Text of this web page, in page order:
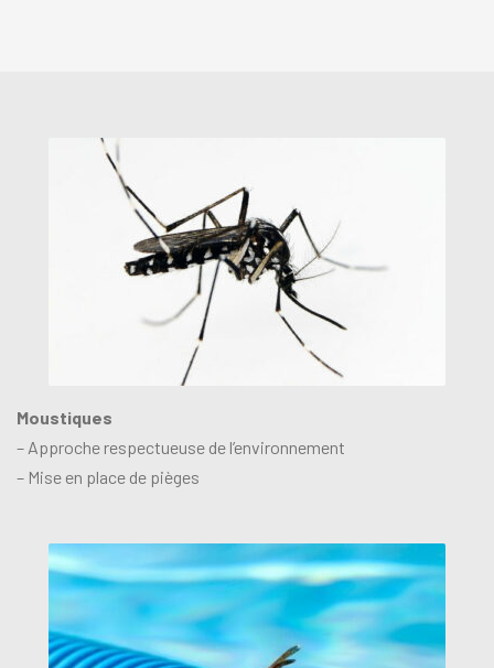
Moustiques
– Approche respectueuse de l’environnement
– Mise en place de pièges